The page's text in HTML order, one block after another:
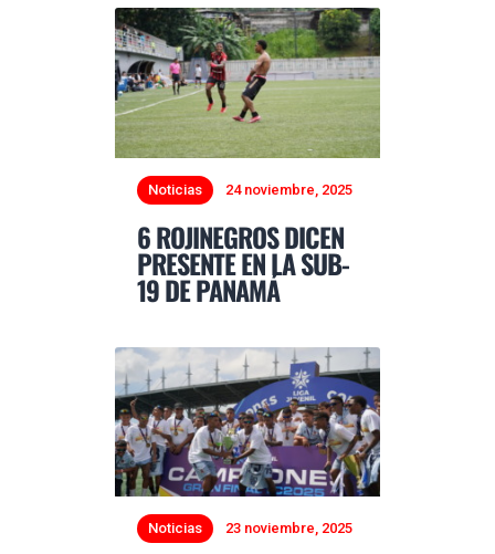
Noticias 24 noviembre, 2025
6 ROJINEGROS DICEN
PRESENTE EN LA SUB-
19 DE PANAMÁ
Noticias 23 noviembre, 2025